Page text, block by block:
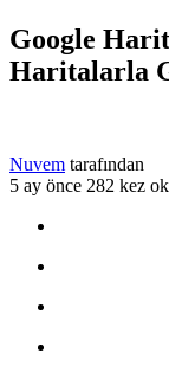
Google
Haritalarla
Nuvem tarafından
5 ay önce 282 kez